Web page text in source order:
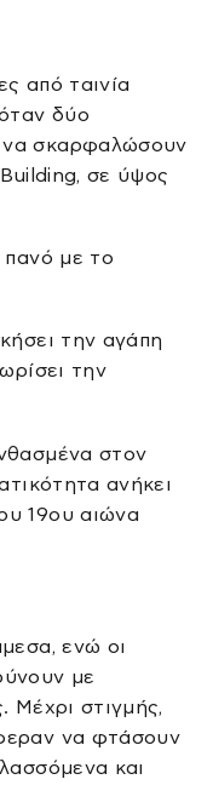
από ταινία
δύο
σκαρφαλώσουν
σε ύψος
πανό με το
την αγάπη
την
στον
ανήκει
19ου αιώνα
ενώ οι
με
Μέχρι στιγμής,
να φτάσουν
και